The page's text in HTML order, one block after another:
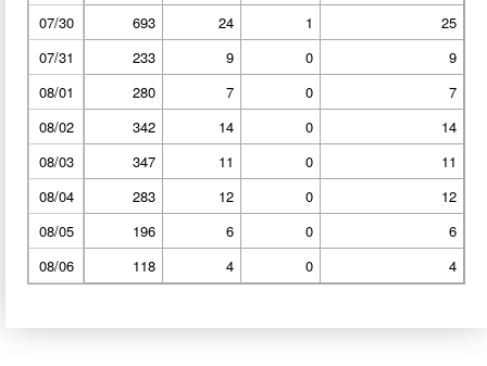
07/30
693 24 1
25
07/31
233 9 0
9
08/01
280 7 0
7
08/02
342 14 0
14
08/03
347 11 0
11
08/04
283 12 0
12
08/05
196 6 0
6
08/06
118 4 0 4